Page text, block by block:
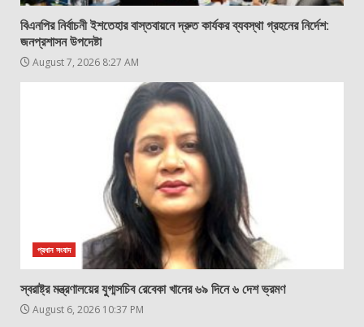
বিএনপির নির্বাচনী ইশতেহার বাস্তবায়নে দ্রুত কার্যকর ব্যবস্থা গ্রহনের নির্দেশ:
জনপ্রশাসন উপদেষ্টা
August 7, 2026 8:27 AM
প্রধান সংবাদ
স্বরাষ্ট্র মন্ত্রণালয়ের যুগ্মসচিব রেবেকা খানের ৬৯ দিনে ৬ দেশ ভ্রমণ
August 6, 2026 10:37 PM